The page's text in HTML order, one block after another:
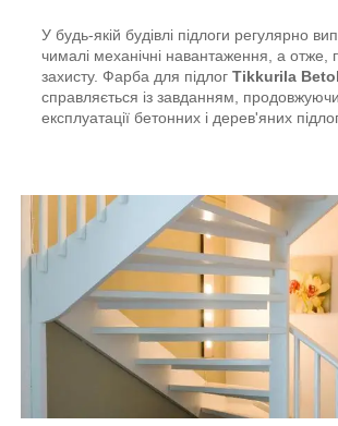
У будь-якій будівлі підлоги регулярно
чималі механічні навантаження, а отже,
захисту. Фарба для підлог Tikkurila
справляється із завданням,
експлуатації бетонних і дерев'яних